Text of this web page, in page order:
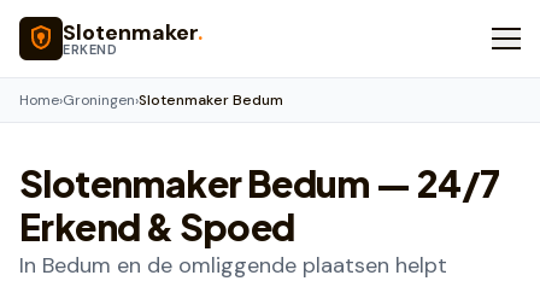
Naar hoofdinhoud
Slotenmaker.
ERKEND
Home›Groningen›Slotenmaker Bedum
SlotenmakerBedum — 24/7
Erkend & Spoed
In Bedum en de omliggende plaatsen helpt